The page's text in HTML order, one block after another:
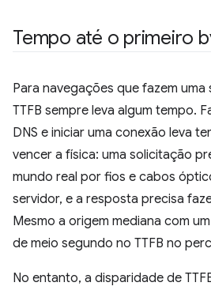
Tempo até o primeiro
Para navegações que fazem
TTFB sempre leva algum tempo.
DNS e iniciar uma conexão leva
vencer a física: uma solicitação
mundo real por fios e cabos
servidor, e a resposta precisa
Mesmo a origem mediana com
de meio segundo no TTFB no
No entanto, a disparidade de